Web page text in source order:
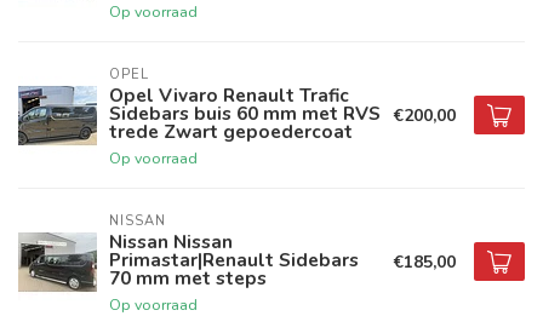
Op voorraad
OPEL
Opel Vivaro Renault Trafic
Sidebars buis 60 mm met RVS
trede Zwart gepoedercoat
Op voorraad
€200,00
NISSAN
Nissan Nissan
Primastar|Renault Sidebars
70 mm met steps
Op voorraad
€185,00